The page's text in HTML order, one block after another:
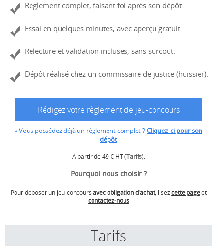
Règlement complet, faisant foi après son dépôt.
Essai en quelques minutes, avec aperçu gratuit.
Relecture et validation incluses, sans surcoût.
Dépôt réalisé chez un commissaire de justice (huissier).
Rédigez votre règlement de jeu-concours
» Vous possédez déjà un règlement complet ?Cliquez ici pour son
dépôt
À partir de 49 € HT (Tarifs).
Pourquoi nous choisir ?
Pour déposer un jeu-concours avec obligation d'achat, lisezcette pageet
contactez-nous
Tarifs